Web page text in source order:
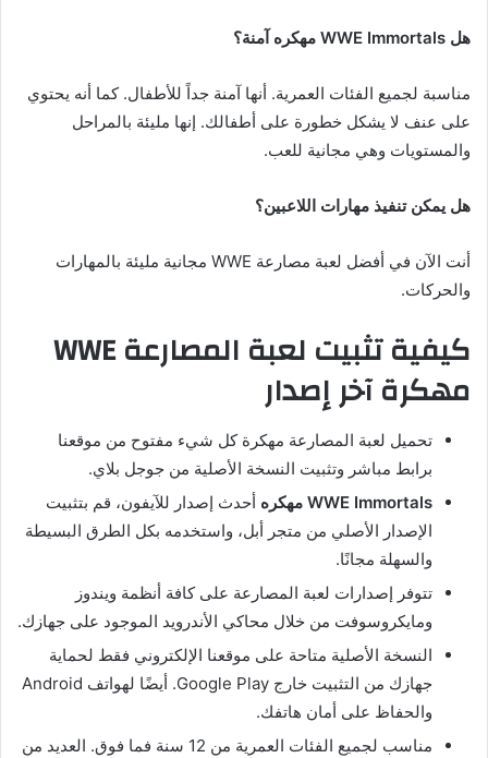
هل WWE Immortals مهكره آمنة؟
مناسبة لجميع الفئات العمرية. أنها آمنة جداً للأطفال. كما أنه يحتوي
على عنف لا يشكل خطورة على أطفالك. إنها مليئة بالمراحل
والمستويات وهي مجانية للعب.
هل يمكن تنفيذ مهارات اللاعبين؟
أنت الآن في أفضل لعبة مصارعة WWE مجانية مليئة بالمهارات
والحركات.
كيفية تثبيت لعبة المصارعة WWE
مهكرة آخر إصدار
تحميل لعبة المصارعة مهكرة كل شيء مفتوح من موقعنا
برابط مباشر وتثبيت النسخة الأصلية من جوجل بلاي.
WWE Immortals مهكره
أحدث إصدار للآيفون، قم بتثبيت
الإصدار الأصلي من متجر أبل، واستخدمه بكل الطرق البسيطة
والسهلة مجانًا.
تتوفر إصدارات لعبة المصارعة على كافة أنظمة ويندوز
ومايكروسوفت من خلال محاكي الأندرويد الموجود على جهازك.
النسخة الأصلية متاحة على موقعنا الإلكتروني فقط لحماية
جهازك من التثبيت خارج Google Play. أيضًا لهواتف Android
والحفاظ على أمان هاتفك.
مناسب لجميع الفئات العمرية من 12 سنة فما فوق. العديد من